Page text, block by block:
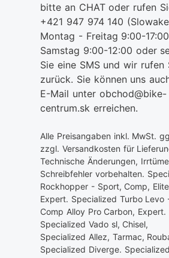
bitte an CHAT oder rufen
+421 947 974 140
Montag - Freitag 9:00-
Samstag 9:00-12:00 oder
Sie eine SMS und wir rufen
zurück. Sie können uns
E-Mail unter obchod@bike-
centrum.sk erreichen.
Alle Preisangaben inkl. MwSt.
zzgl. Versandkosten für
Technische Änderungen,
Schreibfehler vorbehalten.
Rockhopper - Sport, Comp,
Expert. Specialized Turbo Levo
Comp Alloy Pro Carbon, Expert.
Specialized Vado sl, Chisel,
Specialized Allez, Tarmac,
Specialized Diverge.